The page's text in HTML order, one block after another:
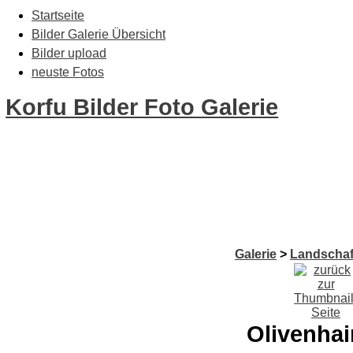
Startseite
Bilder Galerie Übersicht
Bilder upload
neuste Fotos
Korfu Bilder Foto Galerie
Galerie >